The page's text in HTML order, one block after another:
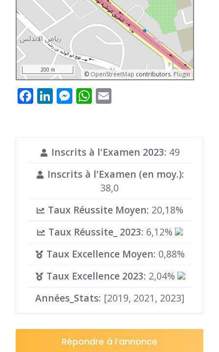
© OpenStreetMap contributors. Plugin
200 m
Facebook
LinkedIn
Messenger
WhatsApp
Inscrits à l'Examen 2023: 49
Inscrits à l'Examen (en moy.):
38,0
Taux Réussite Moyen: 20,18%
Taux Réussite_ 2023: 6,12%
Taux Excellence Moyen: 0,88%
Taux Excellence 2023: 2,04%
Années_Stats: [2019, 2021, 2023]
Répondre à l’annonce